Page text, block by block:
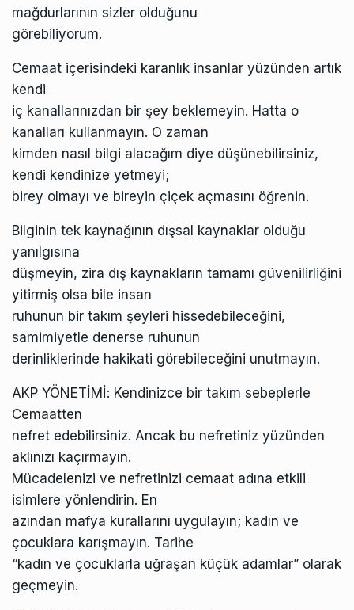
mağdurlarının sizler olduğunu
görebiliyorum.
Cemaat içerisindeki karanlık insanlar yüzünden artık
kendi
iç kanallarınızdan bir şey beklemeyin. Hatta o
kanalları kullanmayın. O zaman
kimden nasıl bilgi alacağım diye düşünebilirsiniz,
kendi kendinize yetmeyi;
birey olmayı ve bireyin çiçek açmasını öğrenin.
Bilginin tek kaynağının dışsal kaynaklar olduğu
yanılgısına
düşmeyin, zira dış kaynakların tamamı güvenilirliğini
yitirmiş olsa bile insan
ruhunun bir takım şeyleri hissedebileceğini,
samimiyetle denerse ruhunun
derinliklerinde hakikati görebileceğini unutmayın.
AKP YÖNETİMİ: Kendinizce bir takım sebeplerle
Cemaatten
nefret edebilirsiniz. Ancak bu nefretiniz yüzünden
aklınızı kaçırmayın.
Mücadelenizi ve nefretinizi cemaat adına etkili
isimlere yönlendirin. En
azından mafya kurallarını uygulayın; kadın ve
çocuklara karışmayın. Tarihe
“kadın ve çocuklarla uğraşan küçük adamlar” olarak
geçmeyin.